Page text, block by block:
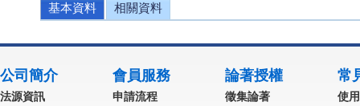
基本資料 相關資料
公司簡介
法源資訊
會員服務
申請流程
論著授權
徵集論著
常
使